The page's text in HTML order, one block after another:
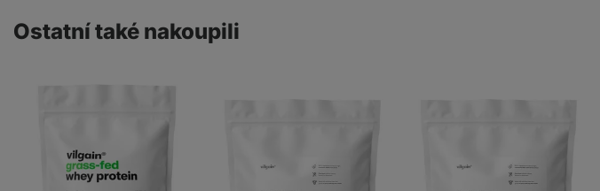
Ostatní také nakoupili